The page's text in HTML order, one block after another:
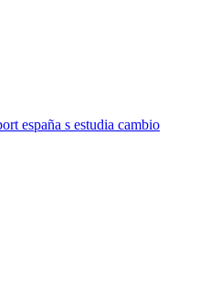
españa s estudia cambio